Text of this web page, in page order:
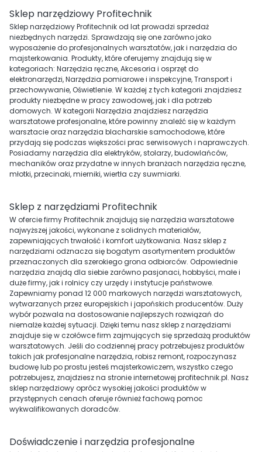
Sklep narzędziowy Profitechnik
Sklep narzędziowy Profitechnik od lat prowadzi sprzedaż
niezbędnych narzędzi. Sprawdzają się one zarówno jako
wyposażenie do profesjonalnych warsztatów, jak i narzędzia do
majsterkowania. Produkty, które oferujemy znajdują się w
kategoriach: Narzędzia ręczne, Akcesoria i osprzęt do
elektronarzędzi, Narzędzia pomiarowe i inspekcyjne, Transport i
przechowywanie, Oświetlenie. W każdej z tych kategorii znajdziesz
produkty niezbędne w pracy zawodowej, jak i dla potrzeb
domowych. W kategorii Narzędzia znajdziesz narzędzia
warsztatowe profesjonalne, które powinny znaleźć się w każdym
warsztacie oraz narzędzia blacharskie samochodowe, które
przydają się podczas większości prac serwisowych i naprawczych.
Posiadamy narzędzia dla elektryków, stolarzy, budowlańców,
mechaników oraz przydatne w innych branżach narzędzia ręczne,
młotki, przecinaki, mierniki, wiertła czy suwmiarki.
Sklep z narzędziami Profitechnik
W ofercie firmy Profitechnik znajdują się narzędzia warsztatowe
najwyższej jakości, wykonane z solidnych materiałów,
zapewniających trwałość i komfort użytkowania. Nasz sklep z
narzędziami odznacza się bogatym asortymentem produktów
przeznaczonych dla szerokiego grona odbiorców. Odpowiednie
narzędzia znajdą dla siebie zarówno pasjonaci, hobbyści, małe i
duże firmy, jak i rolnicy czy urzędy i instytucje państwowe.
Zapewniamy ponad 12 000 markowych narzędzi warsztatowych,
wytwarzanych przez europejskich i japońskich producentów. Duży
wybór pozwala na dostosowanie najlepszych rozwiązań do
niemalże każdej sytuacji. Dzięki temu nasz sklep z narzędziami
znajduje się w czołówce firm zajmujących się sprzedażą produktów
warsztatowych. Jeśli do codziennej pracy potrzebujesz produktów
takich jak profesjonalne narzędzia, robisz remont, rozpoczynasz
budowę lub po prostu jesteś majsterkowiczem, wszystko czego
potrzebujesz, znajdziesz na stronie internetowej profitechnik.pl. Nasz
sklep narzędziowy oprócz wysokiej jakości produktów w
przystępnych cenach oferuje również fachową pomoc
wykwalifikowanych doradców.
Doświadczenie i narzędzia profesjonalne